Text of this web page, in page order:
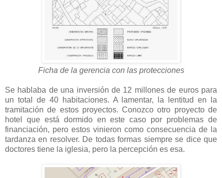
Ficha de la gerencia con las protecciones
Se hablaba de una inversión de 12 millones de euros para
un total de 40 habitaciones. A lamentar, la lentitud en la
tramitación de estos proyectos. Conozco otro proyecto de
hotel que está dormido en este caso por problemas de
financiación, pero estos vinieron como consecuencia de la
tardanza en resolver. De todas formas siempre se dice que
doctores tiene la iglesia, pero la percepción es esa.